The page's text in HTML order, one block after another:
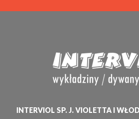
INTERVIOL SP. J. VIOLETTA I